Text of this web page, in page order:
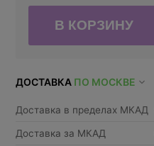
ДОСТАВКА ПО МОСКВЕ
Доставка в пределах МКАД
Доставка за МКАД